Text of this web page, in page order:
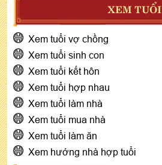
XEM TUỔI
Xem tuổi vợ chồng
Xem tuổi sinh con
Xem tuổi kết hôn
Xem tuổi hợp nhau
Xem tuổi làm nhà
Xem tuổi mua nhà
Xem tuổi làm ăn
Xem hướng nhà hợp tuổi